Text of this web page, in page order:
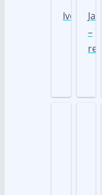
Ivory
Jazz
–